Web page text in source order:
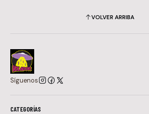
VOLVER ARRIBA
Síguenos
CATEGORÍAS